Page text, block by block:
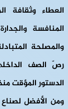
العطاء وثقافة
المنافسة
والمصلحة
رصّ الصف
الدستور المؤقت
ومن الأفضل